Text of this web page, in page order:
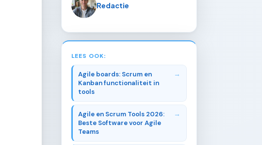
Redactie
LEES OOK:
Agile boards: Scrum en
Kanban functionaliteit in
tools
Agile en Scrum Tools 2026:
Beste Software voor Agile
Teams